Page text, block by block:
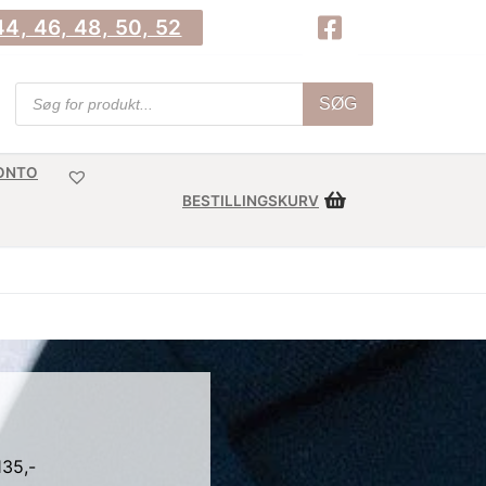
46, 48, 50, 52
SØG
BESTILLINGSKURV